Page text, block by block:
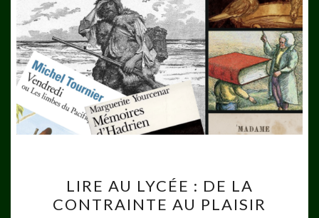
AU
LYCÉE
LIRE AU LYCÉE : DE LA
CONTRAINTE AU PLAISIR